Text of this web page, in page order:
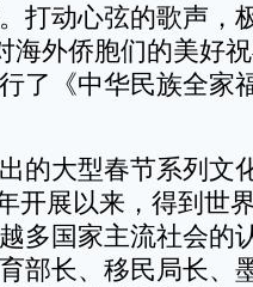
打动心弦的歌声，
海外侨胞们的美好
了《中华民族全家
大型春节系列文
开展以来，得到世
多国家主流社会的
部长、移民局长、